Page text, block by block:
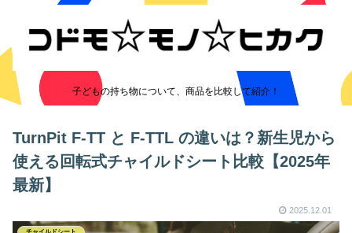
子どもの持ち物について、商品を比較して紹介！
TurnPit F‑TT と F‑TTL の違いは？新生児から
使える回転式チャイルドシート比較【2025年
最新】
2025.12.01